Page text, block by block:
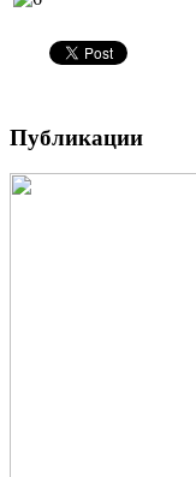
Публикации